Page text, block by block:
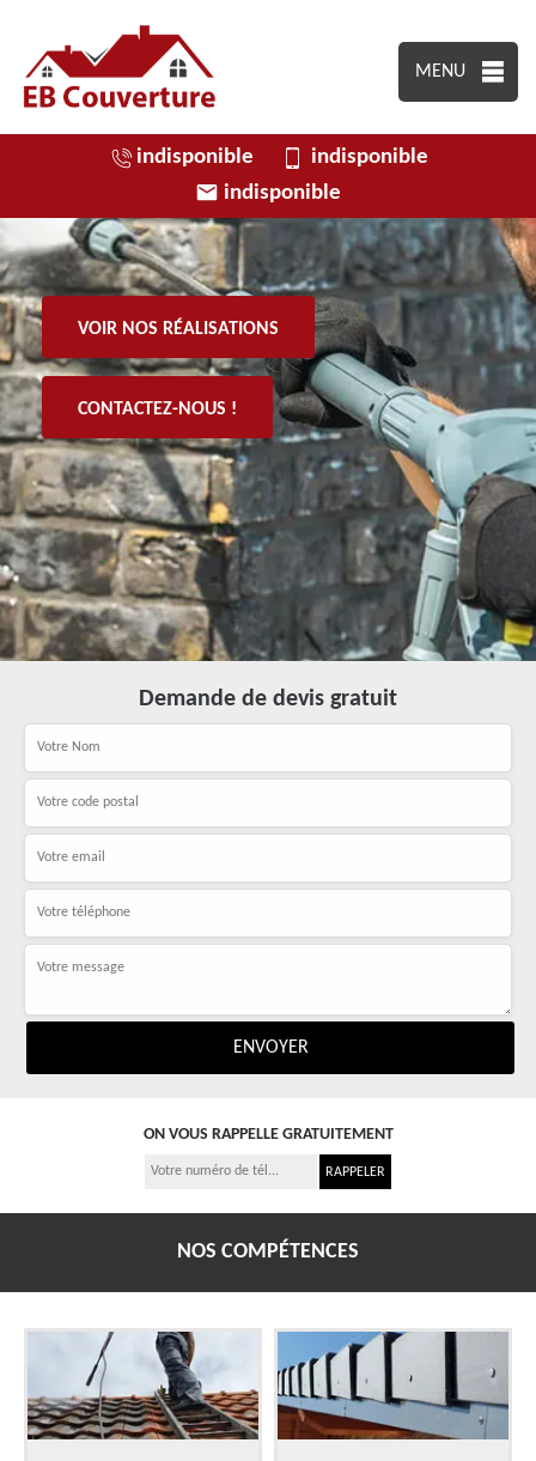
MENU
indisponible
indisponible
indisponible
VOIR NOS RÉALISATIONS
CONTACTEZ-NOUS !
Demande de devis gratuit
ON VOUS RAPPELLE GRATUITEMENT
NOS COMPÉTENCES